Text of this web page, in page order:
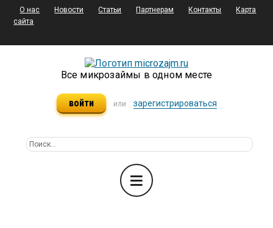
О нас Новости Статьи Партнерам Контакты
Карта
сайта
Все микрозаймы в одном месте
войти или зарегистрироваться